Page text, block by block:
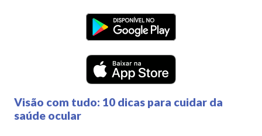
Visão com tudo: 10 dicas para cuidar da
saúde ocular